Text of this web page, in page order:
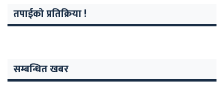
तपाईको प्रतिक्रिया !
सम्बन्धित खबर